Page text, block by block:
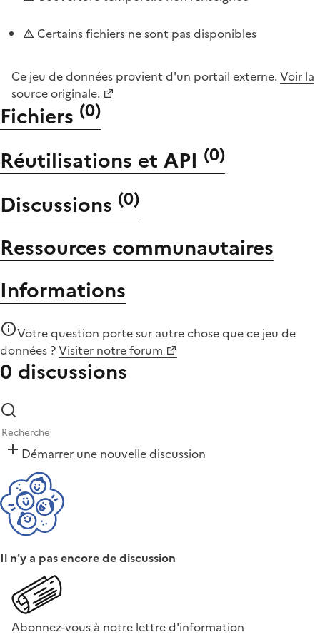
Certains fichiers ne sont pas disponibles
Ce jeu de données provient d'un portail externe. Voir la
source originale.
Fichiers (0)
Réutilisations et API (0)
Discussions (0)
Ressources communautaires
Informations
Votre question porte sur autre chose quece jeu de
données ?Visiter notre forum
0 discussions
Démarrer une nouvelle discussion
Il n'y a pas encore de discussion
Abonnez-vous à notre lettre d'information